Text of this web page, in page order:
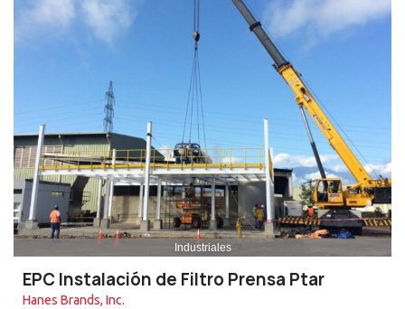
Industriales
EPC Instalación de Filtro Prensa Ptar
Hanes Brands, Inc.